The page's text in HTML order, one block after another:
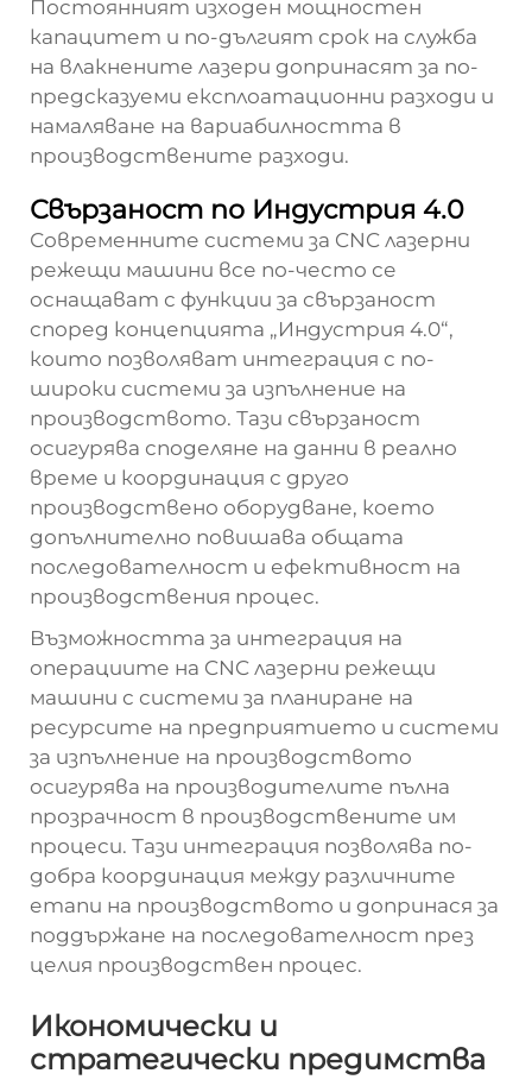
Постоянният изходен мощностен
капацитет и по-дългият срок на служба
на влакнените лазери допринасят за по-
предсказуеми експлоатационни разходи и
намаляване на вариабилността в
производствените разходи.
Свързаност по Индустрия 4.0
Современните системи за CNC лазерни
режещи машини все по-често се
оснащават с функции за свързаност
според концепцията „Индустрия 4.0“,
които позволяват интеграция с по-
широки системи за изпълнение на
производството. Тази свързаност
осигурява споделяне на данни в реално
време и координация с друго
производствено оборудване, което
допълнително повишава общата
последователност и ефективност на
производствения процес.
Възможността за интеграция на
операциите на CNC лазерни режещи
машини с системи за планиране на
ресурсите на предприятието и системи
за изпълнение на производството
осигурява на производителите пълна
прозрачност в производствените им
процеси. Тази интеграция позволява по-
добра координация между различните
етапи на производството и допринася за
поддържане на последователност през
целия производствен процес.
Икономически и
стратегически предимства